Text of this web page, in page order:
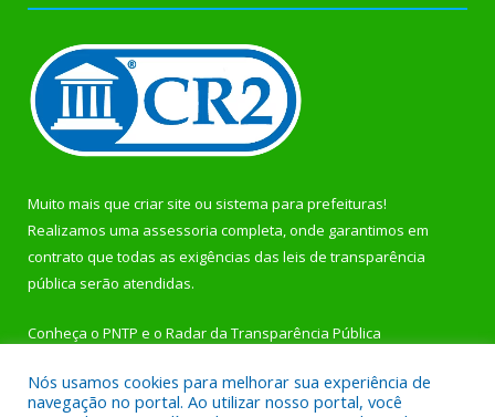
Muito mais que criar site ou sistema para prefeituras!
Realizamos uma assessoria completa, onde garantimos em
contrato que todas as exigências das leis de transparência
pública serão atendidas.
Conheça o PNTP e o Radar da Transparência Pública
Nós usamos cookies para melhorar sua experiência de
navegação no portal. Ao utilizar nosso portal, você